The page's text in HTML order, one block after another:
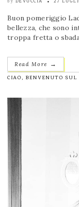
by
Buon pomeriggio
bellezza, che sono
troppa fretta o
Read More →
CIAO, BENVENUTO SUL